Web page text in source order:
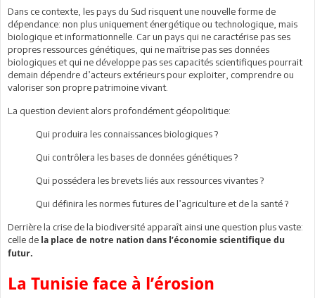
Dans ce contexte, les pays du Sud risquent une nouvelle forme de
dépendance: non plus uniquement énergétique ou technologique, mais
biologique et informationnelle. Car un pays qui ne caractérise pas ses
propres ressources génétiques, qui ne maîtrise pas ses données
biologiques et qui ne développe pas ses capacités scientifiques pourrait
demain dépendre d’acteurs extérieurs pour exploiter, comprendre ou
valoriser son propre patrimoine vivant.
La question devient alors profondément géopolitique:
Qui produira les connaissances biologiques ?
Qui contrôlera les bases de données génétiques ?
Qui possédera les brevets liés aux ressources vivantes ?
Qui définira les normes futures de l’agriculture et de la santé ?
Derrière la crise de la biodiversité apparaît ainsi une question plus vaste:
celle de la place de notre nation dans l’économie scientifique du
futur.
La Tunisie face à l’érosion